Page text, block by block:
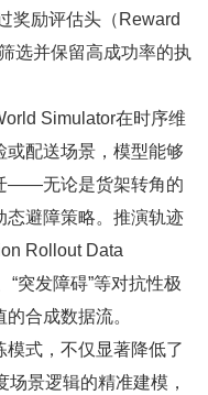
奖励评估头（Reward
选并保留高成功率的执
Simulator在时序维
或配送场景，模型能够
——无论是货架转角的
态避障策略。推演轨迹
Rollout Data
“突发障碍”等对抗性极
合成数据流。
式，不仅显著降低了
景逻辑的精准建模，